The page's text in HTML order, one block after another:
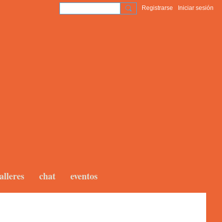
Registrarse Iniciar sesión
chat eventos